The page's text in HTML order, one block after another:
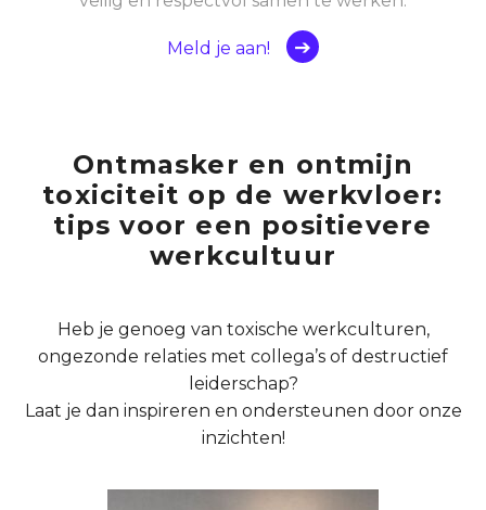
Meld je aan!
Ontmasker en ontmijn
toxiciteit op de werkvloer:
tips voor een positievere
werkcultuur
Heb je genoeg van toxische werkculturen,
ongezonde relaties met collega’s of destructief
leiderschap?
Laat je dan inspireren en ondersteunen door onze
inzichten!